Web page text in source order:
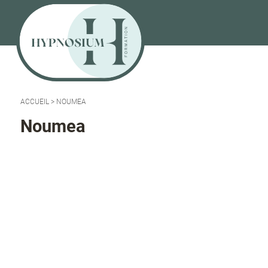
ACCUEIL > NOUMEA
Noumea